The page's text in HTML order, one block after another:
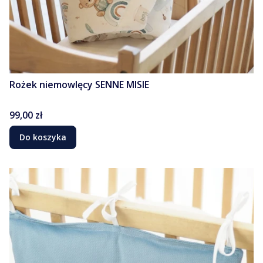
Rożek niemowlęcy SENNE MISIE
Cena
99,00 zł
Do koszyka